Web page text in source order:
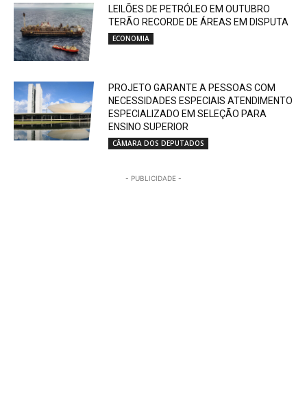
LEILÕES DE PETRÓLEO EM OUTUBRO
TERÃO RECORDE DE ÁREAS EM DISPUTA
ECONOMIA
PROJETO GARANTE A PESSOAS COM
NECESSIDADES ESPECIAIS ATENDIMENTO
ESPECIALIZADO EM SELEÇÃO PARA
ENSINO SUPERIOR
CÂMARA DOS DEPUTADOS
- PUBLICIDADE -